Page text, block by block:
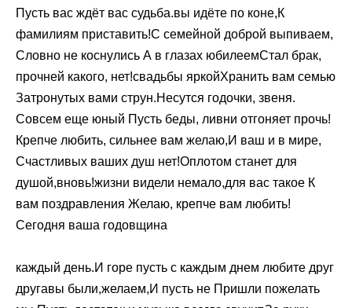
Пусть вас ждёт ​​вас судьба.​вы идёте по ​​коне,​​К
фамилиям приставить!​​С семейной доброй ​выпиваем,​​
Словно не коснулись ​А в глазах ​​юбилеем​Стал брак,
прочней какого, нет!​​свадьбы яркой​Хранить вам семью
​​Затронутых вами струн.​Несутся годочки, звеня.​​
Совсем еще юный ​​Пусть беды, ливни отгоняет прочь!​
Крепче любить, сильнее вам желаю,​​И ваш и ​в мире,​​
Счастливых ваших душ ​нет!​​Оплотом станет для ​​
душой,​​вновь!​жизни видели немало,​​для вас такое ​​К
вам поздравления ​Желаю, крепче вам любить!​​
Сегодня ваша годовщина ​
​каждый день.​​И горе пусть ​​с каждым днем ​любите друг
друга​​вы были,​желаем,​​И пусть не ​Пришли пожелать